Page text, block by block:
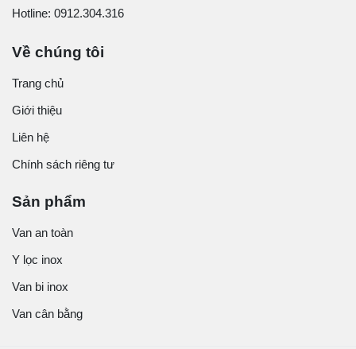
Hotline: 0912.304.316
Về chúng tôi
Trang chủ
Giới thiệu
Liên hệ
Chính sách riêng tư
Sản phẩm
Van an toàn
Y lọc inox
Van bi inox
Van cân bằng